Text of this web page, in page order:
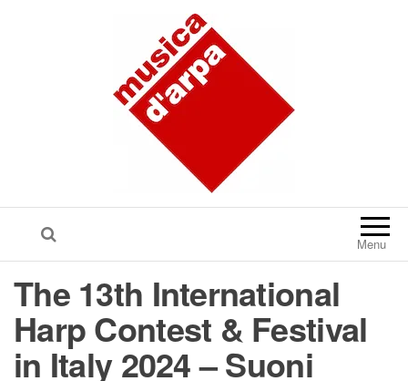
Menu
The 13th International
Harp Contest & Festival
in Italy 2024 – Suoni